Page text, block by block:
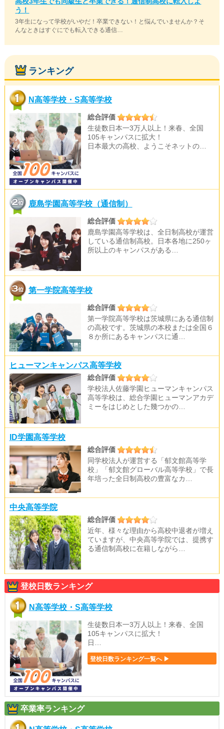
う！
3年生になって学校がいやだ！卒業できない！と悩んでいませんか？そ
んなときはすぐにでも転入できる通信…
ランキング
N高等学校・S高等学校
総合評価
生徒数日本一3万人以上！来春、全国
105キャンパスに拡大！
日本最大の高校、ようこそネットの…
鹿島学園高等学校（通信制）
総合評価
鹿島学園高等学校は、全日制高校が運営
している通信制高校。日本各地に250ヶ
所以上のキャンパスがある…
第一学院高等学校
総合評価
第一学院高等学校は茨城県にある通信制
の高校です。茨城県の本校または全国６
８か所にあるキャンパスに通…
ヒューマンキャンパス高等学校
総合評価
学校法人佐藤学園ヒューマンキャンパス
高等学校は、総合学園ヒューマンアカデ
ミーをはじめとした幾つかの…
ID学園高等学校
総合評価
同学校法人が運営する「郁文館高等学
校」「郁文館グローバル高等学校」で長
年培った全日制高校の豊富なカ…
中央高等学院
総合評価
近年、様々な理由から高校中退者が増え
ていますが、中央高等学院では、提携す
る通信制高校に在籍しながら…
登校日数ランキング
N高等学校・S高等学校
生徒数日本一3万人以上！来春、全国
105キャンパスに拡大！
日…
登校日数ランキング一覧へ ▶
卒業率ランキング